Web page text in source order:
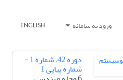
ورود به سامانه ENGLISH
دوره 42، شماره 1 -
شماره پیاپی 1